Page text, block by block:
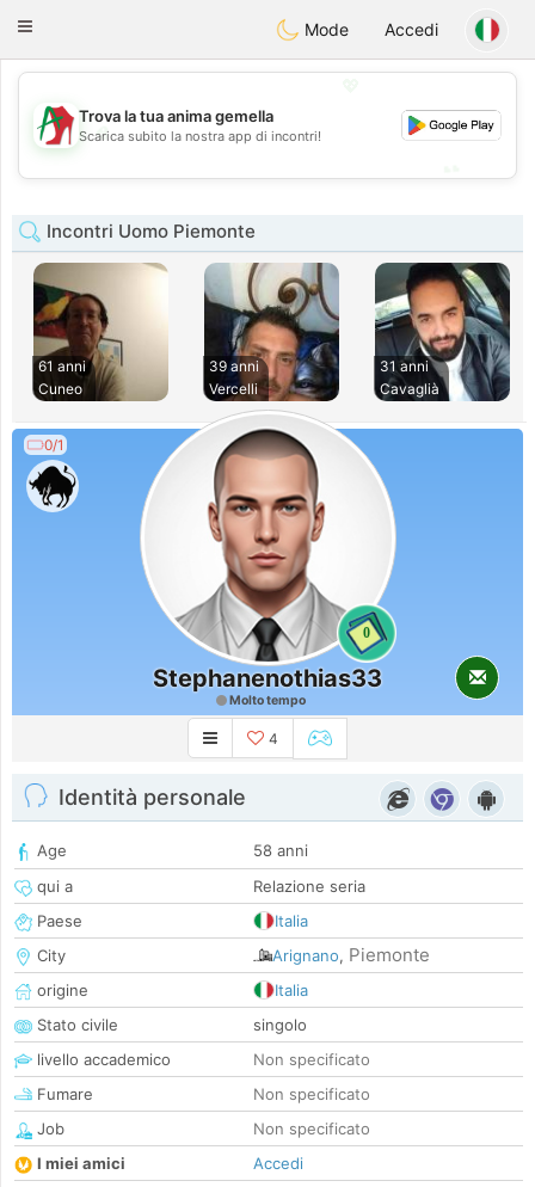
Amami Ora
Toggle
Mode Accedi
💖
💕
Trova la tua anima gemella
Scarica subito la nostra app di incontri!
Incontri Uomo Piemonte
61 anni
Cuneo
39 anni
Vercelli
31 anni
Cavaglià
0/1
0
Stephanenothias33
Molto tempo
4
Identità personale
Age
58 anni
qui a
Relazione seria
Paese
Italia
City
Arignano, Piemonte
origine
Italia
Stato civile
singolo
livello accademico
Non specificato
Fumare
Non specificato
Job
Non specificato
I miei amici
Accedi